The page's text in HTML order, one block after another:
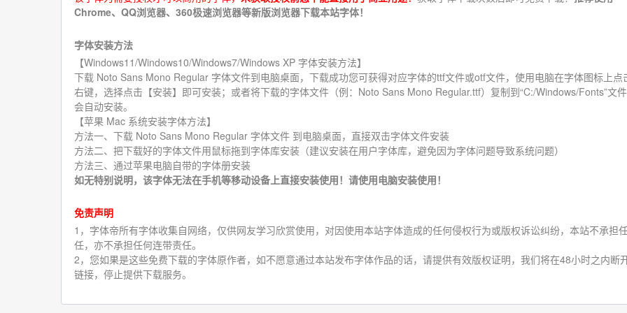
Chrome、QQ浏览器、360极速浏览器等新版浏览器下载本站字体！
字体安装方法
【Windows11/Windows10/Windows7/Windows XP 字体安装方法】
下载 Noto Sans Mono Regular 字体文件到电脑桌面，下载成功您可获得对应字体的ttf文件或otf文件，使用电脑在字体图标上点
右键，选择点击【安装】即可安装；或者将下载的字体文件（例：Noto Sans Mono Regular.ttf）复制到“C:/Windows/Fonts”文
会自动安装。
【苹果 Mac 系统安装字体方法】
方法一、下载 Noto Sans Mono Regular 字体文件 到电脑桌面，直接双击字体文件安装
方法二、把下载好的字体文件用鼠标拖到字体库安装（建议安装在用户字体库，避免因为字体问题导致系统问题）
方法三、通过苹果电脑自带的字体册安装
如无特别说明，该字体无法在手机等移动设备上直接安装使用！请使用电脑安装使用！
免责声明
1，字体帝所有字体收集自网络，仅供网友学习欣赏使用，对因使用本站字体造成的任何侵权行为或版权诉讼纠纷，本站不承担
任，亦不承担任何连带责任。
2，您如果是这些免费下载的字体原作者，如不愿意通过本站发布字体作品的话，请提供有效版权证明，我们将在48小时之内断
链接，停止提供下载服务。